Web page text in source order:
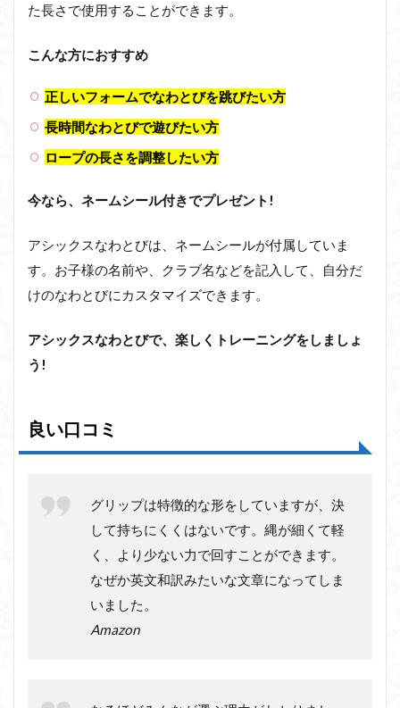
た長さで使用することができます。
こんな方におすすめ
正しいフォームでなわとびを跳びたい方
長時間なわとびで遊びたい方
ロープの長さを調整したい方
今なら、ネームシール付きでプレゼント!
アシックスなわとびは、ネームシールが付属していま
す。お子様の名前や、クラブ名などを記入して、自分だ
けのなわとびにカスタマイズできます。
アシックスなわとびで、楽しくトレーニングをしましょ
う!
良い口コミ
グリップは特徴的な形をしていますが、決
して持ちにくくはないです。縄が細くて軽
く、より少ない力で回すことができます。
なぜか英文和訳みたいな文章になってしま
いました。
Amazon